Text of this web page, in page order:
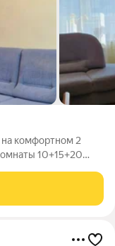
на комфортном 2
10+15+20
восток-запад,